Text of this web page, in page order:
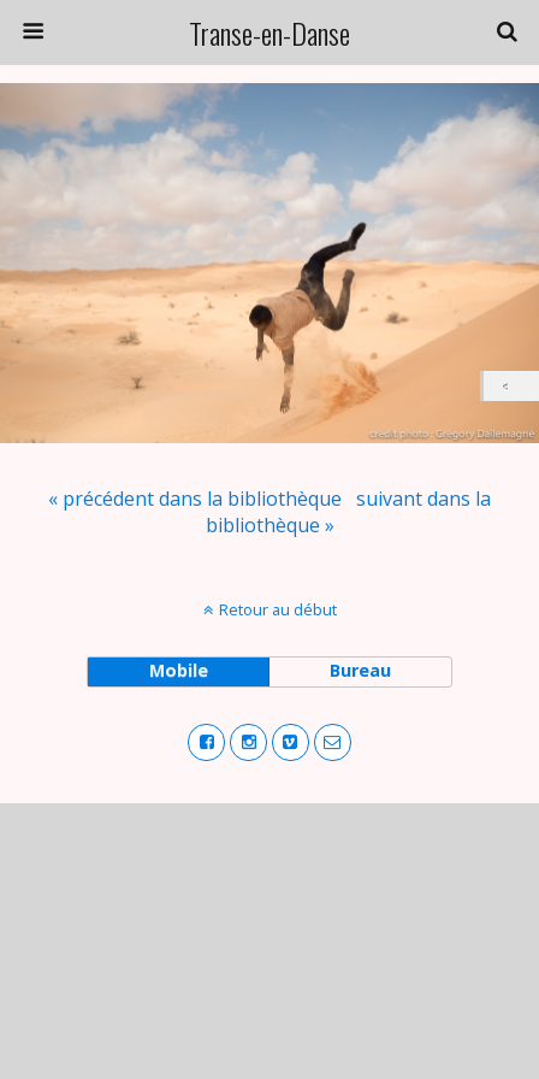
Transe-en-Danse
« précédent dans la bibliothèque suivant dans la
bibliothèque »
Retour au début
Mobile Bureau